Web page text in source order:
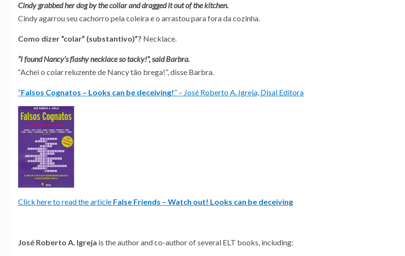
Cindy grabbed her dog by the collar and dragged it out of the kitchen.
Cindy agarrou seu cachorro pela coleira e o arrastou para fora da cozinha.
Como dizer “colar” (substantivo)”? Necklace.
“I found Nancy’s flashy necklace so tacky!”, said Barbra.
“Achei o colar reluzente de Nancy tão brega!”, disse Barbra.
“Falsos Cognatos – Looks can be deceiving!” – José Roberto A. Igreja, Disal Editora
Click here to read the article False Friends – Watch out! Looks can be deceiving
José Roberto A. Igreja is the author and co-author of several ELT books, including: